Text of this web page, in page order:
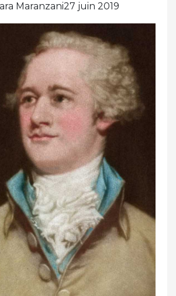
Maranzani27 juin 2019